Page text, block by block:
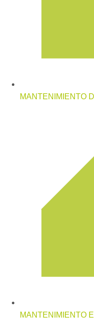
MANTENIMIENTO
MANTENIMIENTO